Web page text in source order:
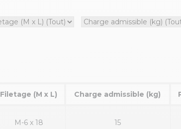
Filetage (M x L) Charge admissible (kg)
M-6 x 18 15